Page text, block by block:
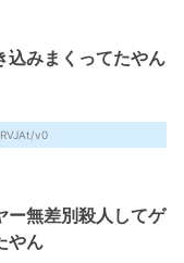
込みまくってたやん
v0
ー無差別殺人してゲ
やん